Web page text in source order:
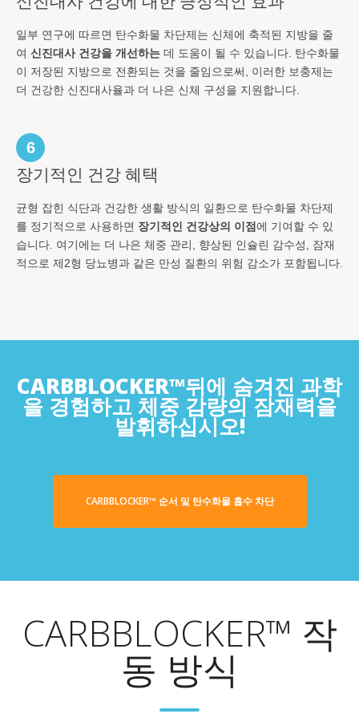
일부 연구에 따르면 탄수화물 차단제는 신체에 축적된 지방을 줄
여 신진대사 건강을 개선하는 데 도움이 될 수 있습니다. 탄수화물
이 저장된 지방으로 전환되는 것을 줄임으로써, 이러한 보충제는
더 건강한 신진대사율과 더 나은 신체 구성을 지원합니다.
6
장기적인 건강 혜택
균형 잡힌 식단과 건강한 생활 방식의 일환으로 탄수화물 차단제
를 정기적으로 사용하면 장기적인 건강상의 이점에 기여할 수 있
습니다. 여기에는 더 나은 체중 관리, 향상된 인슐린 감수성, 잠재
적으로 제2형 당뇨병과 같은 만성 질환의 위험 감소가 포함됩니다.
CARBBLOCKER™뒤에 숨겨진 과학
을 경험하고 체중 감량의 잠재력을
발휘하십시오!
CARBBLOCKER™ 순서 및 탄수화물 흡수 차단
CARBBLOCKER™ 작
동 방식